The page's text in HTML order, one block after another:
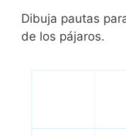
Dibuja pautas
de los pájaros.